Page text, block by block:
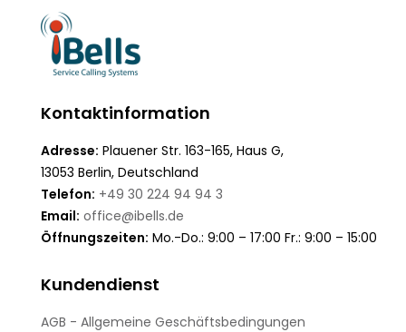
Kontaktinformation
Adresse: Plauener Str. 163-165, Haus G,
13053 Berlin, Deutschland
Telefon: +49 30 224 94 94 3
Email: office@ibells.de
Öffnungszeiten: Mo.-Do.: 9:00 – 17:00 Fr.: 9:00 – 15:00
Kundendienst
AGB - Allgemeine Geschäftsbedingungen